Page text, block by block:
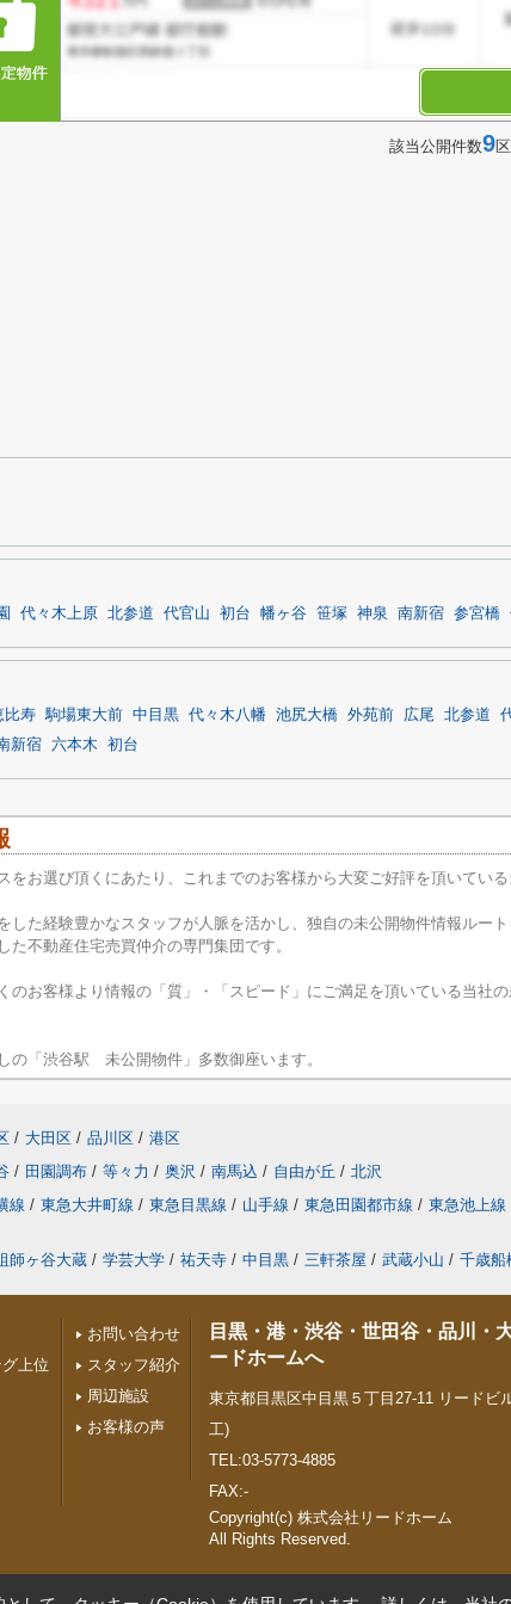
該当公開件数9
代々木上原 北参道 代官山 初台 幡ヶ谷 笹塚 神泉 南新宿 参宮橋
比寿 駒場東大前 中目黒 代々木八幡 池尻大橋 外苑前 広尾 北参道
新宿 六本木 初台
をお選び頂くにあたり、これまでのお客様から大変ご好評を頂いている
した経験豊かなスタッフが人脈を活かし、独自の未公開物件情報ルー
た不動産住宅売買仲介の専門集団です。
のお客様より情報の「質」・「スピード」にご満足を頂いている当社
の「渋谷駅 未公開物件」多数御座います。
/ 大田区 / 品川区 / 港区
/ 田園調布 / 等々力 / 奥沢 / 南馬込 / 自由が丘 / 北沢
線 / 東急大井町線 / 東急目黒線 / 山手線 / 東急田園都市線 / 東急池上線
師ヶ谷大蔵 / 学芸大学 / 祐天寺 / 中目黒 / 三軒茶屋 / 武蔵小山 / 千歳船
上位
お問い合わせ
スタッフ紹介
周辺施設
お客様の声
目黒・港・渋谷・世田谷・品川・
ードホームへ
東京都目黒区中目黒５丁目27-11 リードビ
工)
TEL:03-5773-4885
FAX:-
Copyright(c) 株式会社リードホーム
All Rights Reserved.